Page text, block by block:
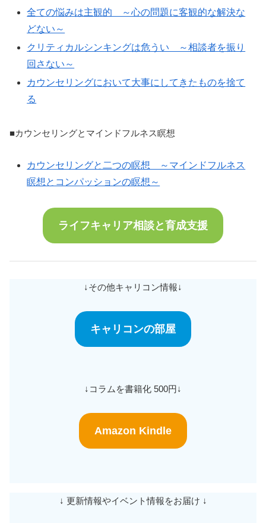
全ての悩みは主観的 ～心の問題に客観的な解決な
どない～
クリティカルシンキングは危うい ～相談者を振り
回さない～
カウンセリングにおいて大事にしてきたものを捨て
る
■カウンセリングとマインドフルネス瞑想
カウンセリングと二つの瞑想 ～マインドフルネス
瞑想とコンパッションの瞑想～
ライフキャリア相談と育成支援
↓その他キャリコン情報↓
キャリコンの部屋
↓コラムを書籍化 500円↓
Amazon Kindle
↓ 更新情報やイベント情報をお届け ↓